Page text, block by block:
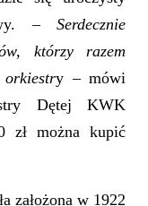
– Serdecznie
którzy razem
y – mówi
Dętej KWK
zł można kupić
założona w 1922